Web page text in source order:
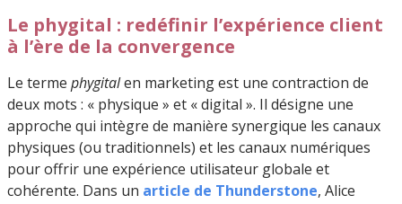
Le phygital : redéfinir l’expérience client
à l’ère de la convergence
Le terme phygitalen marketing est une contraction de
deux mots : « physique » et « digital ». Il désigne une
approche qui intègre de manière synergique les canaux
physiques (ou traditionnels) et les canaux numériques
pour offrir une expérience utilisateur globale et
cohérente. Dans un article de Thunderstone, Alice